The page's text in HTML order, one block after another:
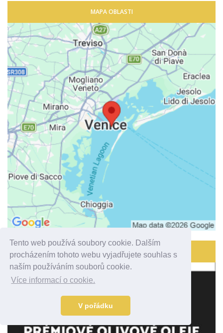
Tento web používá soubory cookie. Dalším
procházením tohoto webu vyjadřujete souhlas s
naším používáním souborů cookie.
Více informací o cookie.
V pořádku
MAPA OBLASTI
SPONZOR